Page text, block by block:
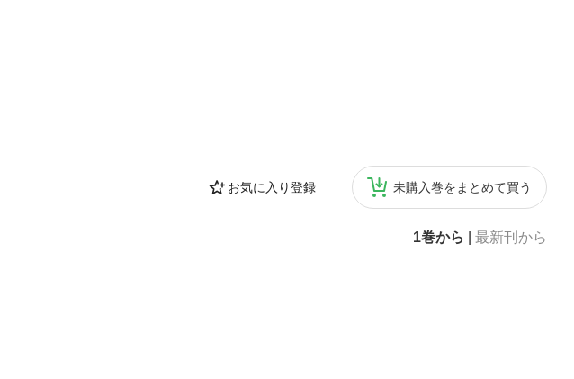
お気に入り登録 未購入巻をまとめて買う
1巻から 最新刊から